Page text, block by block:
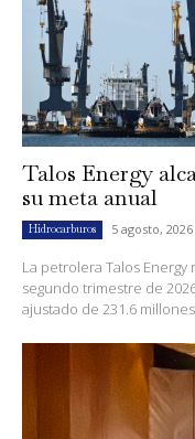
Talos Energy
su meta anual
Hidrocarburos 5 agosto, 2026
La petrolera Talos
segundo trimestre de
ajustado de 231.6